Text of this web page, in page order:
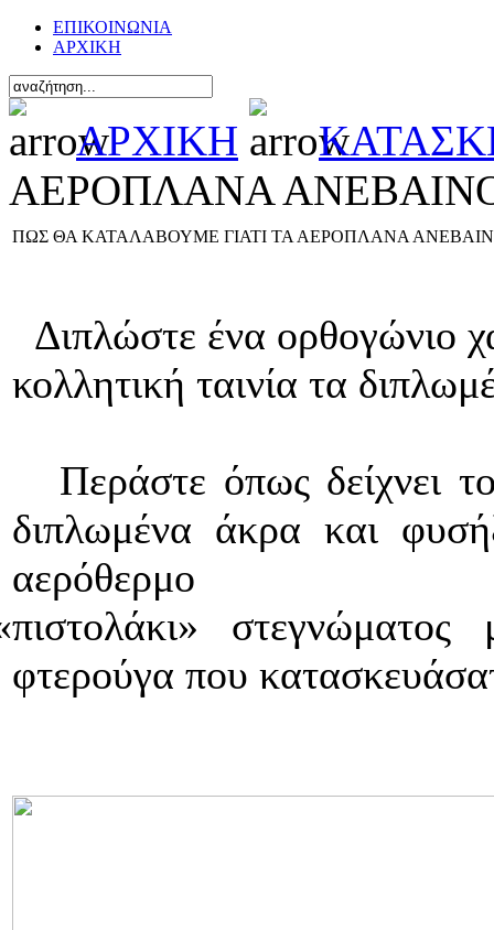
ΕΠΙΚΟΙΝΩΝΙΑ
ΑΡΧΙΚΗ
ΑΡΧΙΚΗ
ΑΕΡΟΠΛΑΝΑ
ΠΩΣ ΘΑ ΚΑΤΑΛΑΒΟΥΜΕ ΓΙΑΤΙ ΤΑ ΑΕΡΟΠΛΑΝΑ
ένα ορθογώνιο
κολλητική ταινία τα
όπως δείχνει
διπλωμένα άκρα και
αερόθερμο
φτερούγα που